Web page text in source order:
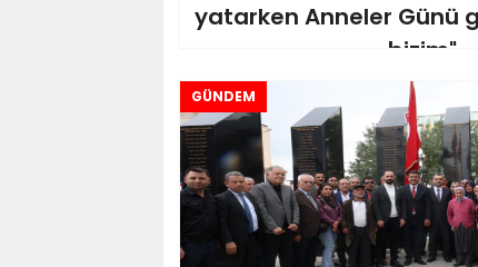
yatarken Anneler Günü
bizim"
GÜNDEM